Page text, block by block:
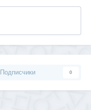
Подписчики 0